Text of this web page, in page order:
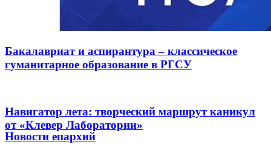
Бакалавриат и аспирантура – классическое
гуманитарное образование в РГСУ
Навигатор лета: творческий маршрут каникул
от «Клевер Лаборатории»
Новости епархий